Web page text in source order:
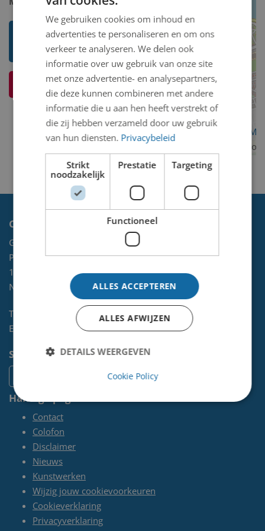
Toon mij meer werken van Arie
Schouten
Ik weet meer over dit kunstwerk
Contact
Gemeente Velsen
Postbus 465
1970 AL
IJMUIDEN
NL
Telefoon:
0255-567 200
E-mail:
kunst@velsen.nl
Socials
Handige pagina's
Contact
Colofon
Disclaimer
Nieuws
Kunstwerken
Wijzig jouw cookievoorkeuren
Cookieverklaring
Privacyverklaring
We gebruiken cookies om inhoud en
advertenties te personaliseren en om ons
verkeer te analyseren. We delen ook
informatie over uw gebruik van onze site
met onze advertentie- en analysepartners,
die deze kunnen combineren met andere
informatie die u aan hen heeft verstrekt of
die zij hebben verzameld door uw gebruik
van hun diensten. Privacybeleid
Strikt
noodzakelijk
Prestatie Targeting
Functioneel
ALLES ACCEPTEREN
ALLES AFWIJZEN
DETAILS WEERGEVEN
Cookie Policy